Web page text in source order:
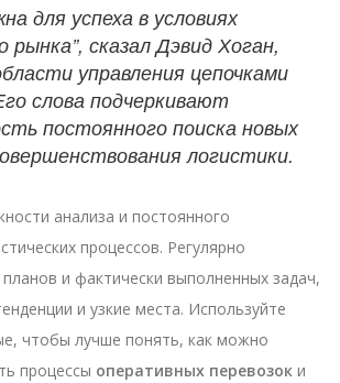
для успеха в условиях
рынка”, сказал Дэвид Хоган,
управления цепочками
слова подчеркивают
постоянного поиска новых
логистики.
анализа и постоянного
процессов. Регулярно
и фактически выполненных задач,
и узкие места. Используйте
чтобы лучше понять, как можно
процессы оперативных перевозок и